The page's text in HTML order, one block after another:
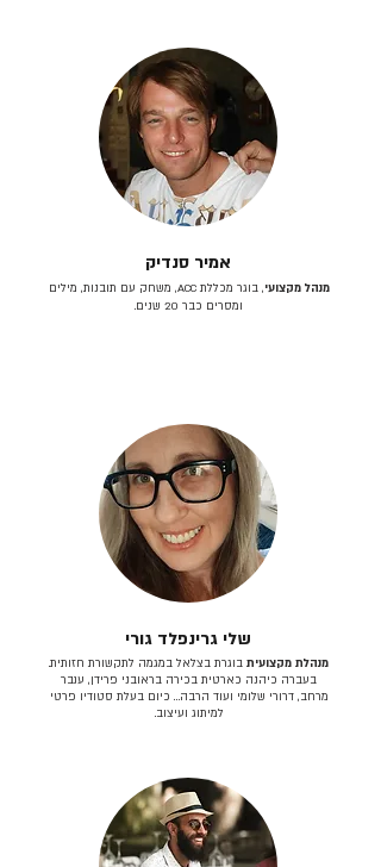
אמיר סנדיק
מנהל מקצועי
, בוגר מכללת ACC, משחק עם תובנות, מילים
ומסרים כבר 20 שנים.
שלי גרינפלד גורי
מנהלת מקצועית בוגרת בצלאל במגמה לתקשורת חזותית.
בעברה כיהנה כארטית בכירה בראובני פרידן, ענבר
מרחב, דרורי שלומי ועוד הרבה… כיום בעלת סטודיו פרטי
למיתוג ועיצוב.